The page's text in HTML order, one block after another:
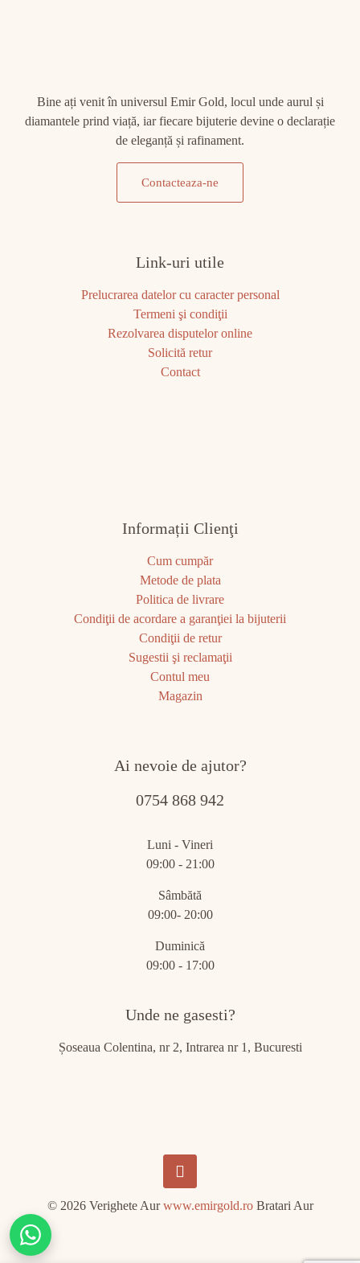
Bine ați venit în universul Emir Gold, locul unde aurul și
diamantele prind viață, iar fiecare bijuterie devine o declarație
de eleganță și rafinament.
Contacteaza-ne
Link-uri utile
Prelucrarea datelor cu caracter personal
Termeni şi condiţii
Rezolvarea disputelor online
Solicită retur
Contact
Informații Clienţi
Cum cumpăr
Metode de plata
Politica de livrare
Condiţii de acordare a garanţiei la bijuterii
Condiţii de retur
Sugestii şi reclamaţii
Contul meu
Magazin
Ai nevoie de ajutor?
0754 868 942
Luni - Vineri
09:00 - 21:00
Sâmbătă
09:00- 20:00
Duminică
09:00 - 17:00
Unde ne gasesti?
Șoseaua Colentina, nr 2, Intrarea nr 1, Bucuresti
© 2026 Verighete Aurwww.emirgold.roBratari Aur
Chat